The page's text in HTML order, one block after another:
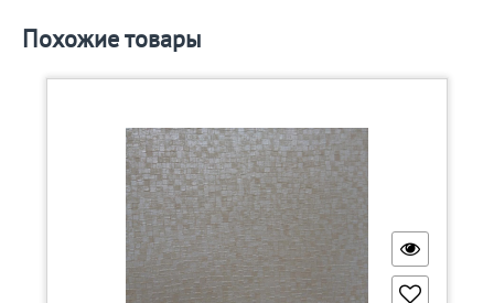
Похожие товары